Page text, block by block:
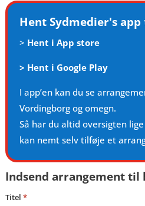
Hent Sydmedier's
> Hent i App store
> Hent i Google Play
I app’en kan du se
Vordingborg og omegn.
Så har du altid oversigten
kan nemt selv tilføje et
Indsend arrangement til
Titel *